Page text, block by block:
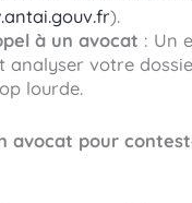
).
à un avocat : Un
analyser votre
lourde.
avocat pour